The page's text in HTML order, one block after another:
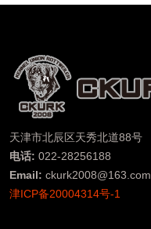
天津市北辰区天秀北道88号
电话: 022-28256188
Email: ckurk2008@163.com
津ICP备20004314号-1